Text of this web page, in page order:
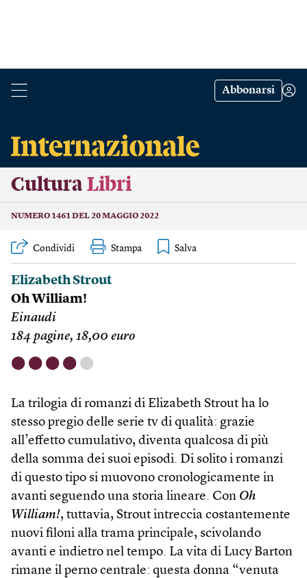
Abbonarsi
Cultura Libri
NUMERO 1461 DEL 20 MAGGIO 2022
Condividi Stampa
Elizabeth Strout
Oh William!
Einaudi
184 pagine, 18,00 euro
⬤ ⬤ ⬤ ⬤ ⬤
La trilogia di romanzi di Elizabeth Strout ha lo
stesso pregio delle serie tv di qualità: grazie
all’effetto cumulativo, diventa qualcosa di più
della somma dei suoi episodi. Di solito i romanzi
di questo tipo si muovono cronologicamente in
avanti seguendo una storia lineare. Con Oh
William!, tuttavia, Strout intreccia costantemente
nuovi filoni alla trama principale, scivolando
avanti e indietro nel tempo. La vita di Lucy Barton
rimane il perno centrale: questa donna “venuta